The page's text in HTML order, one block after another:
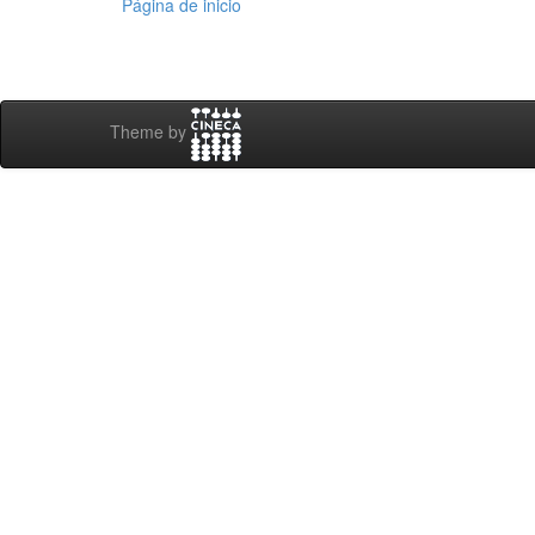
Página de inicio
Theme by